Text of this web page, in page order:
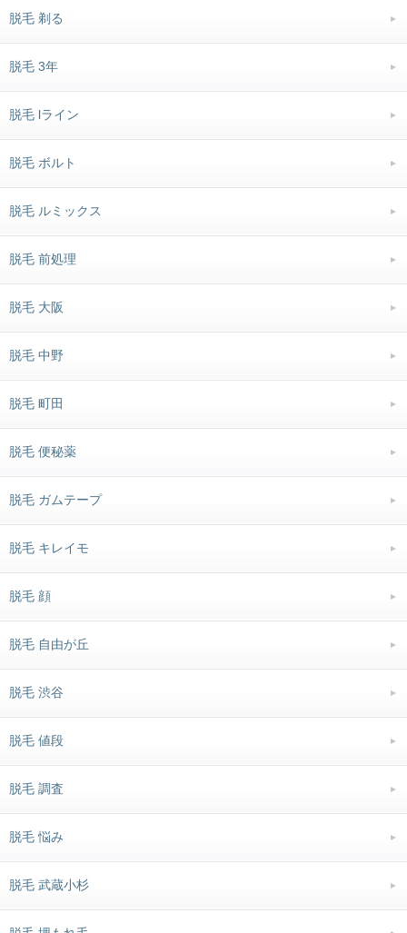
脱毛 剃る
脱毛 3年
脱毛 lライン
脱毛 ボルト
脱毛 ルミックス
脱毛 前処理
脱毛 大阪
脱毛 中野
脱毛 町田
脱毛 便秘薬
脱毛 ガムテープ
脱毛 キレイモ
脱毛 顔
脱毛 自由が丘
脱毛 渋谷
脱毛 値段
脱毛 調査
脱毛 悩み
脱毛 武蔵小杉